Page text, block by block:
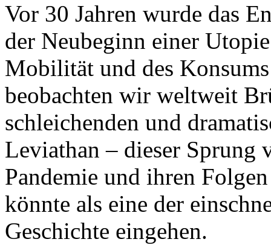
Vor 30 Jahren wurde das
der Neubeginn einer
Mobilität und des
beobachten wir weltweit
schleichenden und
Leviathan – dieser Sprung
Pandemie und ihren
könnte als eine der
Geschichte eingehen.